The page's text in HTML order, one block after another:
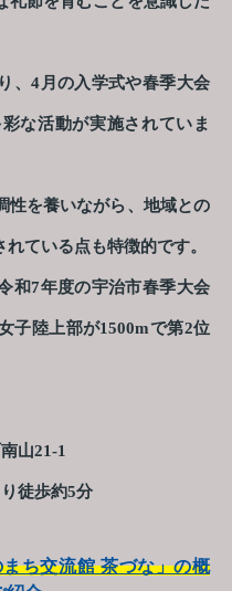
、4月の入学式や春季大会
な活動が実施されていま
性を養いながら、地域との
ている点も特徴的です。
和7年度の宇治市春季大会
子陸上部が1500mで第2位
山21-1
徒歩約5分
ち交流館 茶づな」の概